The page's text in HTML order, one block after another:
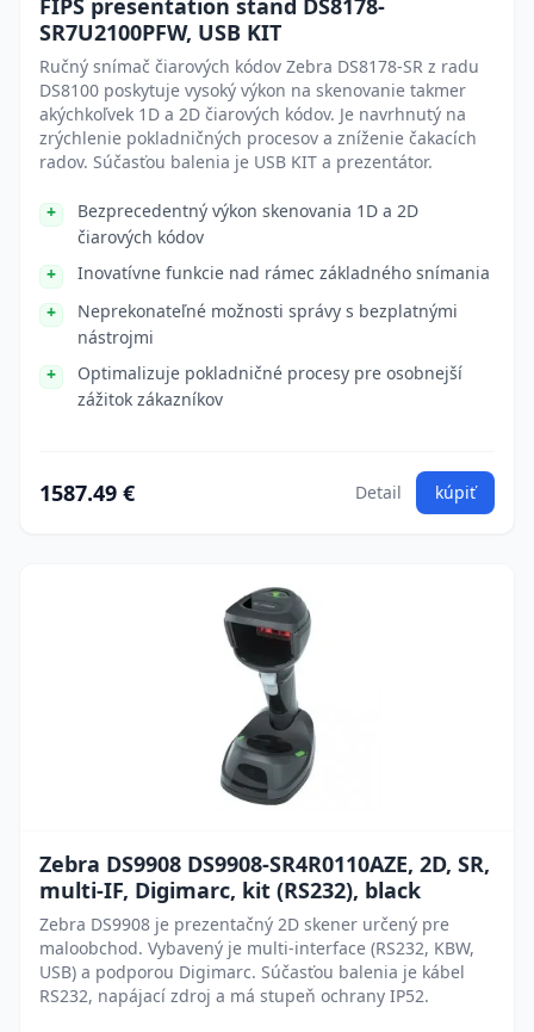
FIPS presentation stand DS8178-
SR7U2100PFW, USB KIT
Ručný snímač čiarových kódov Zebra DS8178-SR z radu
DS8100 poskytuje vysoký výkon na skenovanie takmer
akýchkoľvek 1D a 2D čiarových kódov. Je navrhnutý na
zrýchlenie pokladničných procesov a zníženie čakacích
radov. Súčasťou balenia je USB KIT a prezentátor.
Bezprecedentný výkon skenovania 1D a 2D
čiarových kódov
Inovatívne funkcie nad rámec základného snímania
Neprekonateľné možnosti správy s bezplatnými
nástrojmi
Optimalizuje pokladničné procesy pre osobnejší
zážitok zákazníkov
1587.49 € Detail kúpiť
Zebra DS9908 DS9908-SR4R0110AZE, 2D, SR,
multi-IF, Digimarc, kit (RS232), black
Zebra DS9908 je prezentačný 2D skener určený pre
maloobchod. Vybavený je multi-interface (RS232, KBW,
USB) a podporou Digimarc. Súčasťou balenia je kábel
RS232, napájací zdroj a má stupeň ochrany IP52.